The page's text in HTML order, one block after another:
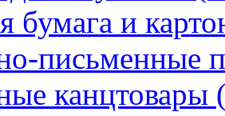
бумага и
письменные
канцтовары